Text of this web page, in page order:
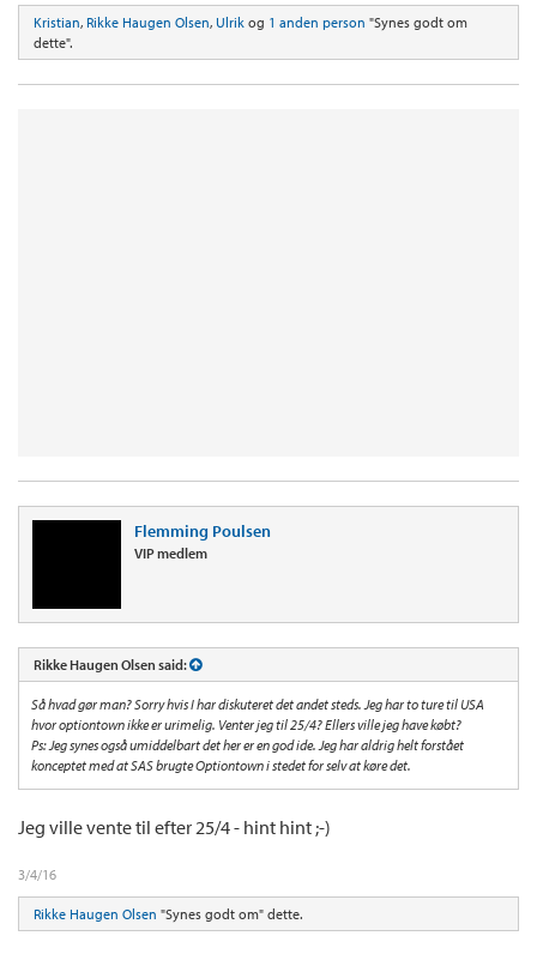
Kristian, Rikke Haugen Olsen, Ulrik og 1 anden person "Synes godt om
dette".
Flemming Poulsen
VIP medlem
Rikke Haugen Olsen said:
Så hvad gør man? Sorry hvis I har diskuteret det andet steds. Jeg har to ture til USA
hvor optiontown ikke er urimelig. Venter jeg til 25/4? Ellers ville jeg have købt?
Ps: Jeg synes også umiddelbart det her er en god ide. Jeg har aldrig helt forstået
konceptet med at SAS brugte Optiontown i stedet for selv at køre det.
Jeg ville vente til efter 25/4 - hint hint ;-)
3/4/16
Rikke Haugen Olsen "Synes godt om" dette.